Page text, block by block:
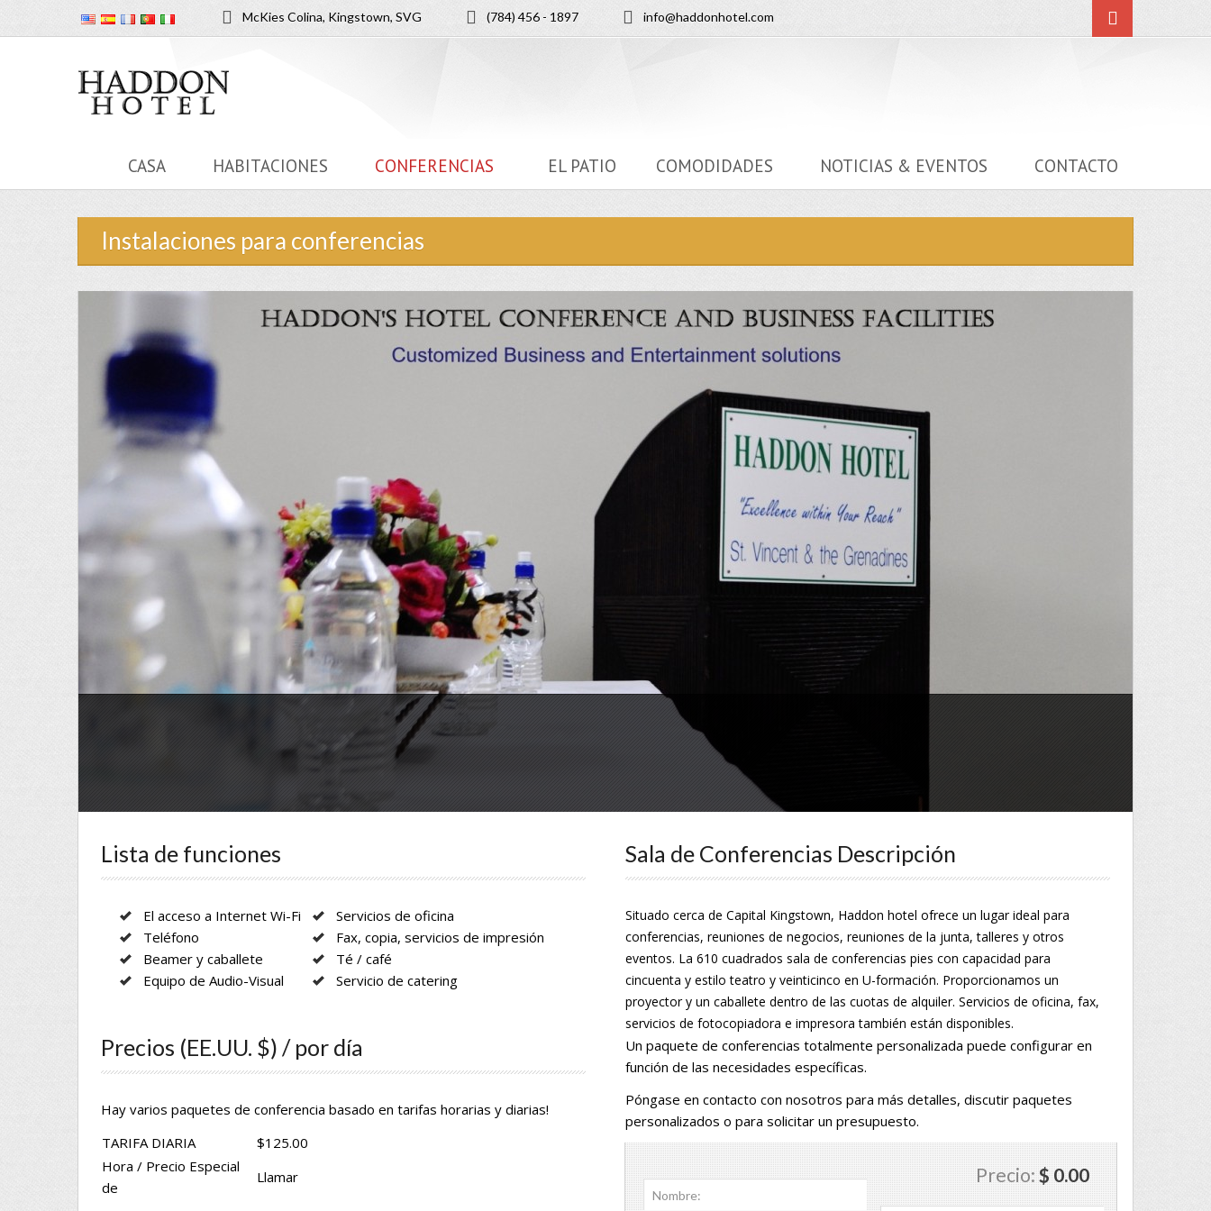
McKies Colina, Kingstown, SVG (784) 456 - 1897 info@haddonhotel.com
CASA HABITACIONES CONFERENCIAS EL PATIO COMODIDADES NOTICIAS & EVENTOS CONTACTO
Instalaciones para conferencias
Lista de funciones
El acceso a Internet Wi-Fi
Teléfono
Beamer y caballete
Equipo de Audio-Visual
Servicios de oficina
Fax, copia, servicios de impresión
Té / café
Servicio de catering
Precios (EE.UU. $) / por día
Hay varios paquetes de conferencia basado en tarifas horarias y diarias!
TARIFA DIARIA
$125.00
Hora / Precio Especial
de
Llamar
Sala de Conferencias Descripción
Situado cerca de Capital Kingstown, Haddon hotel ofrece un lugar ideal para
conferencias, reuniones de negocios, reuniones de la junta, talleres y otros
eventos. La 610 cuadrados sala de conferencias pies con capacidad para
cincuenta y estilo teatro y veinticinco en U-formación. Proporcionamos un
proyector y un caballete dentro de las cuotas de alquiler. Servicios de oficina, fax,
servicios de fotocopiadora e impresora también están disponibles.
Un paquete de conferencias totalmente personalizada puede configurar en
función de las necesidades específicas.
Póngase en contacto con nosotros para más detalles, discutir paquetes
personalizados o para solicitar un presupuesto.
Nombre:
Precio:$ 0.00
Contacto
Haddon hotel
McKies Colina
Kingstown,
Tiempo actual, Kingstown Testimonios
Mi esposo y yo recientemente pasamos una
noche en el Hotel Haddon en St. Vincent y
en base a lo que hemos experimentado,
que sin duda volveremos. El personal
Enlaces
Descubra SVG!
SVG Asociación de Hoteles y Turismo